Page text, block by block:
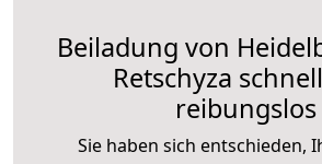
Beiladung von
Retschyza
reibungslos
Sie haben sich entschieden,